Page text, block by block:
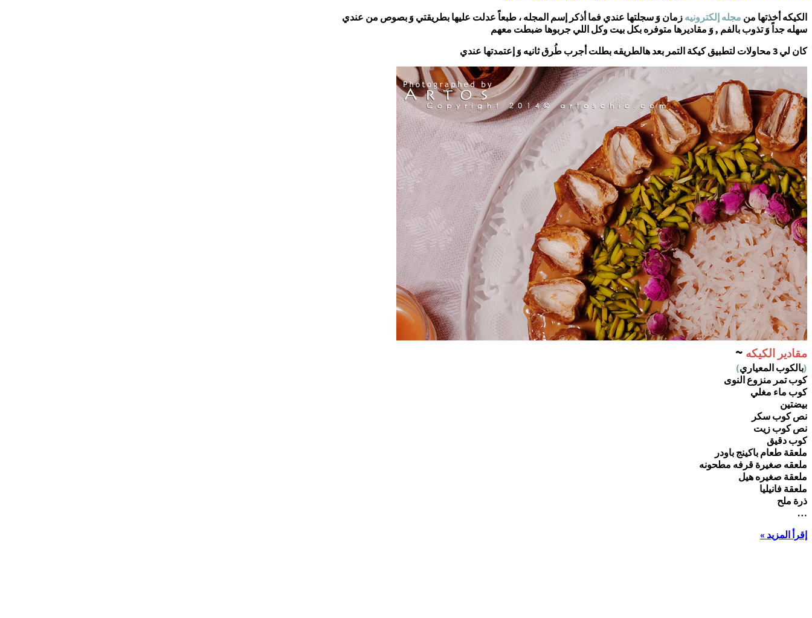
الكيكه أخذتها من مجله إلكترونيه زمان وَ سجلتها عندي فما أذكر إسم المجله ، طبعاً عدلت عليها بطريقتي وَ بصوص من عندي
سهله جداً وَ تذوب بالفم , وَ مقاديرها متوفره بكل بيت وكل اللي جربوها ضبطت معهم
كان لي 3 محاولات لتطبيق كيكة التمر بعد هالطريقه بطلت أجرب طُرق ثانيه وَ إعتمدتها عندي
مقادير الكيكه ~
(بالكوب المعياري)
كوب تمر منزوع النوى
كوب ماء مغلي
بيضتين
نص كوب سكر
نص كوب زيت
كوب دقيق
ملعقة طعام باكينج باودر
ملعقه صغيرة قرفه مطحونه
ملعقة صغيره هيل
ملعقة فانيليا
ذرة ملح
…
إقرأ المزيد »